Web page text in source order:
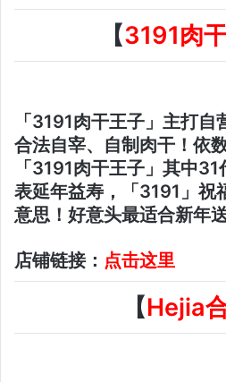
【3191肉
「3191肉干王子」主打自
合法自宰、自制肉干！依
「3191肉干王子」其中
表延年益寿，「3191」祝
意思！好意头最适合新年
店铺链接： 点击这里
【Hejia